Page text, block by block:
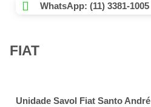
WhatsApp: (11) 3381-1005
FIAT
Unidade Savol Fiat Santo André